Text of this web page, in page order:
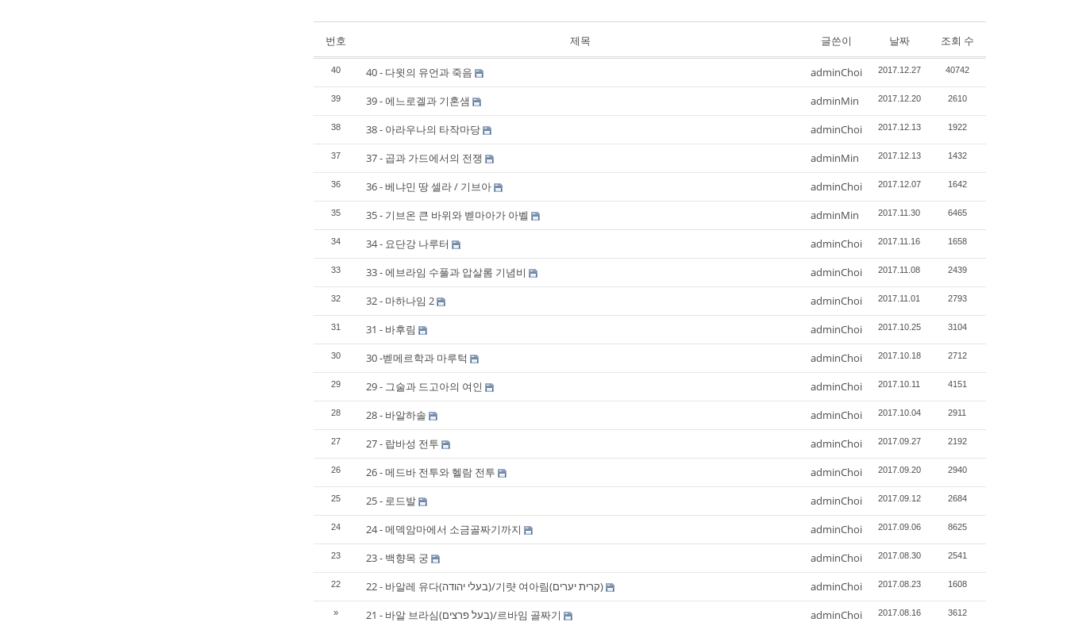
번호 제목 글쓴이 날짜 조회 수
40 40 - 다윗의 유언과 죽음 adminChoi 2017.12.27 40742
39 39 - 에느로겔과 기혼샘 adminMin 2017.12.20 2610
38 38 - 아라우나의 타작마당 adminChoi 2017.12.13 1922
37 37 - 곱과 가드에서의 전쟁 adminMin 2017.12.13 1432
36 36 - 베냐민 땅 셀라 / 기브아 adminChoi 2017.12.07 1642
35 35 - 기브온 큰 바위와 벧마아가 아벨 adminMin 2017.11.30 6465
34 34 - 요단강 나루터 adminChoi 2017.11.16 1658
33 33 - 에브라임 수풀과 압살롬 기념비 adminChoi 2017.11.08 2439
32 32 - 마하나임 2 adminChoi 2017.11.01 2793
31 31 - 바후림 adminChoi 2017.10.25 3104
30 30 -벧메르학과 마루턱 adminChoi 2017.10.18 2712
29 29 - 그술과 드고아의 여인 adminChoi 2017.10.11 4151
28 28 - 바알하솔 adminChoi 2017.10.04 2911
27 27 - 랍바성 전투 adminChoi 2017.09.27 2192
26 26 - 메드바 전투와 헬람 전투 adminChoi 2017.09.20 2940
25 25 - 로드발 adminChoi 2017.09.12 2684
24 24 - 메덱암마에서 소금골짜기까지 adminChoi 2017.09.06 8625
23 23 - 백향목 궁 adminChoi 2017.08.30 2541
22 22 - 바알레 유다(בעלי יהודה)/기럇 여아림(קרית יערים) adminChoi 2017.08.23 1608
» 21 - 바알 브라심(בעל פרצים)/르바임 골짜기 adminChoi 2017.08.16 3612